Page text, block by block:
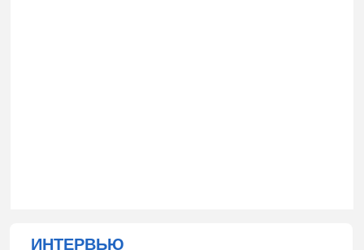
ИНТЕРВЬЮ